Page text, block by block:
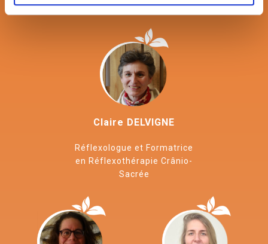
Formatrice
Claire DELVIGNE
Réflexologue et Formatrice
en Réflexothérapie Crânio-
Sacrée